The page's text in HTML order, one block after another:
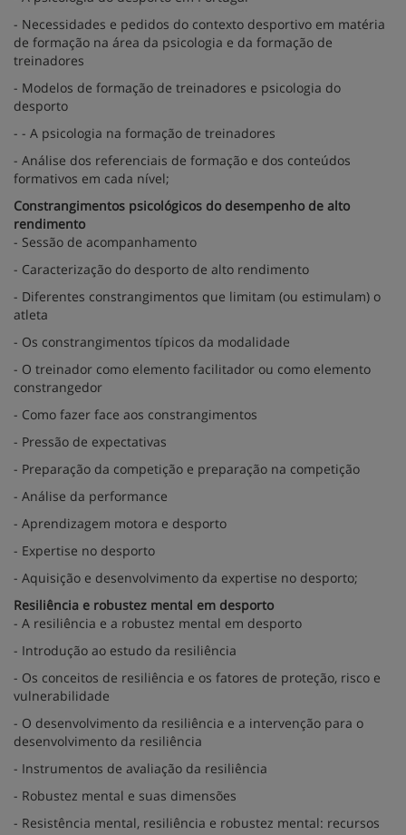
- Necessidades e pedidos do contexto desportivo em matéria
de formação na área da psicologia e da formação de
treinadores
- Modelos de formação de treinadores e psicologia do
desporto
- - A psicologia na formação de treinadores
- Análise dos referenciais de formação e dos conteúdos
formativos em cada nível;
Constrangimentos psicológicos do desempenho de alto
rendimento
- Sessão de acompanhamento
- Caracterização do desporto de alto rendimento
- Diferentes constrangimentos que limitam (ou estimulam) o
atleta
- Os constrangimentos típicos da modalidade
- O treinador como elemento facilitador ou como elemento
constrangedor
- Como fazer face aos constrangimentos
- Pressão de expectativas
- Preparação da competição e preparação na competição
- Análise da performance
- Aprendizagem motora e desporto
- Expertise no desporto
- Aquisição e desenvolvimento da expertise no desporto;
Resiliência e robustez mental em desporto
- A resiliência e a robustez mental em desporto
- Introdução ao estudo da resiliência
- Os conceitos de resiliência e os fatores de proteção, risco e
vulnerabilidade
- O desenvolvimento da resiliência e a intervenção para o
desenvolvimento da resiliência
- Instrumentos de avaliação da resiliência
- Robustez mental e suas dimensões
- Resistência mental, resiliência e robustez mental: recursos